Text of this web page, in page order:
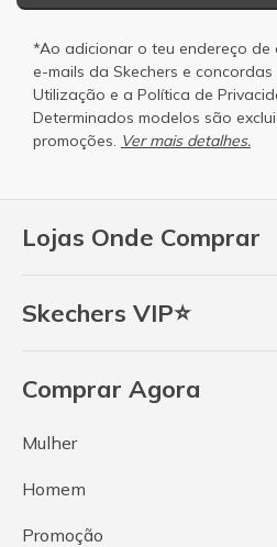
Lojas Onde Comprar
Skechers VIP⭐
Comprar Agora
Mulher
Homem
Promoção
*Ao adicionar o teu endereço de
e-mails da Skechers e concordas
Utilização e a Política de
Determinados modelos são
promoções. Ver mais detalhes.